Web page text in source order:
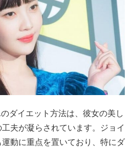
ダイエット方法は、彼女の美し
夫が凝らされています。ジョイ
動に重点を置いており、特にダ